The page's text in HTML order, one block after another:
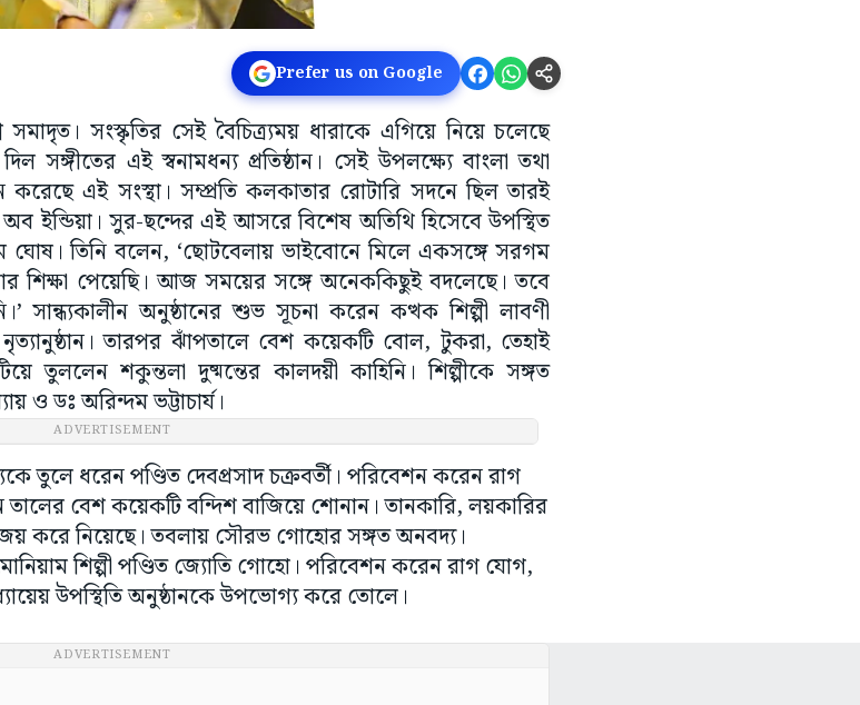
Prefer us on Google
সমাদৃত। সংস্কৃতির সেই বৈচিত্র্যময় ধারাকে এগিয়ে নিয়ে চলেছে
সঙ্গীতের এই স্বনামধন্য প্রতিষ্ঠান। সেই উপলক্ষ্যে বাংলা তথা
করেছে এই সংস্থা। সম্প্রতি কলকাতার রোটারি সদনে ছিল তারই
অব ইন্ডিয়া। সুর-ছন্দের এই আসরে বিশেষ অতিথি হিসেবে উপস্থিত
ঘোষ। তিনি বলেন, ‘ছোটবেলায় ভাইবোনে মিলে একসঙ্গে সরগম
শিক্ষা পেয়েছি। আজ সময়ের সঙ্গে অনেককিছুই বদলেছে। তবে
সান্ধ্যকালীন অনুষ্ঠানের শুভ সূচনা করেন কত্থক শিল্পী লাবণী
তারপর ঝাঁপতালে বেশ কয়েকটি বোল, টুকরা, তেহাই
তুললেন শকুন্তলা দুষ্মন্তের কালদয়ী কাহিনি। শিল্পীকে সঙ্গত
ও ডঃ অরিন্দম ভট্টাচার্য।
ADVERTISEMENT
তুলে ধরেন পণ্ডিত দেবপ্রসাদ চক্রবর্তী। পরিবেশন করেন রাগ
বেশ কয়েকটি বন্দিশ বাজিয়ে শোনান। তানকারি, লয়কারির
করে নিয়েছে। তবলায় সৌরভ গোহোর সঙ্গত অনবদ্য।
শিল্পী পণ্ডিত জ্যোতি গোহো। পরিবেশন করেন রাগ যোগ,
উপস্থিতি অনুষ্ঠানকে উপভোগ্য করে তোলে।
ADVERTISEMENT